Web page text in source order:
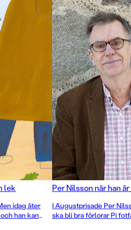
lek
idag äter
han kan
Per Nilsson när han
I Augustprisade Per
ska bli bra förlorar Pi